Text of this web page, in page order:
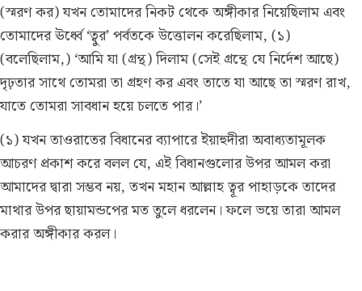
(স্মরণ কর) যখন তোমাদের নিকট থেকে অঙ্গীকার নিয়েছিলাম এবং
তোমাদের ঊর্ধ্বে ‘ত্বুর’ পর্বতকে উত্তোলন করেছিলাম, (১)
(বলেছিলাম,) ‘আমি যা (গ্রন্থ) দিলাম (সেই গ্রন্থে যে নির্দেশ আছে)
দৃঢ়তার সাথে তোমরা তা গ্রহণ কর এবং তাতে যা আছে তা স্মরণ রাখ,
যাতে তোমরা সাবধান হয়ে চলতে পার।’
(১) যখন তাওরাতের বিধানের ব্যাপারে ইয়াহুদীরা অবাধ্যতামূলক
আচরণ প্রকাশ করে বলল যে, এই বিধানগুলোর উপর আমল করা
আমাদের দ্বারা সম্ভব নয়, তখন মহান আল্লাহ ত্বূর পাহাড়কে তাদের
মাথার উপর ছায়ামন্ডপের মত তুলে ধরলেন। ফলে ভয়ে তারা আমল
করার অঙ্গীকার করল।